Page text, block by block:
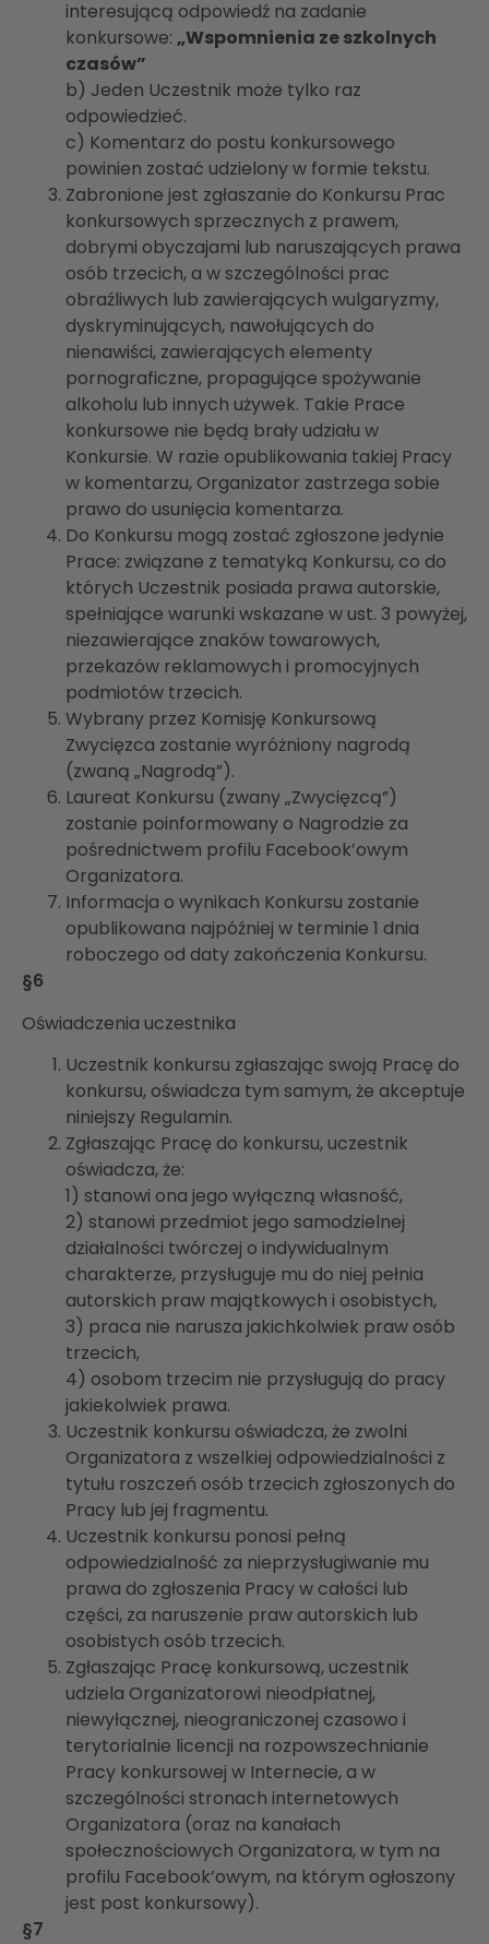
interesującą odpowiedź na zadanie
konkursowe: „Wspomnienia ze szkolnych
czasów”
b) Jeden Uczestnik może tylko raz
odpowiedzieć.
c) Komentarz do postu konkursowego
powinien zostać udzielony w formie tekstu.
Zabronione jest zgłaszanie do Konkursu Prac
konkursowych sprzecznych z prawem,
dobrymi obyczajami lub naruszających prawa
osób trzecich, a w szczególności prac
obraźliwych lub zawierających wulgaryzmy,
dyskryminujących, nawołujących do
nienawiści, zawierających elementy
pornograficzne, propagujące spożywanie
alkoholu lub innych używek. Takie Prace
konkursowe nie będą brały udziału w
Konkursie. W razie opublikowania takiej Pracy
w komentarzu, Organizator zastrzega sobie
prawo do usunięcia komentarza.
Do Konkursu mogą zostać zgłoszone jedynie
Prace: związane z tematyką Konkursu, co do
których Uczestnik posiada prawa autorskie,
spełniające warunki wskazane w ust. 3 powyżej,
niezawierające znaków towarowych,
przekazów reklamowych i promocyjnych
podmiotów trzecich.
Wybrany przez Komisję Konkursową
Zwycięzca zostanie wyróżniony nagrodą
(zwaną „Nagrodą”).
Laureat Konkursu (zwany „Zwycięzcą”)
zostanie poinformowany o Nagrodzie za
pośrednictwem profilu Facebook’owym
Organizatora.
Informacja o wynikach Konkursu zostanie
opublikowana najpóźniej w terminie 1 dnia
roboczego od daty zakończenia Konkursu.
§6
Oświadczenia uczestnika
Uczestnik konkursu zgłaszając swoją Pracę do
konkursu, oświadcza tym samym, że akceptuje
niniejszy Regulamin.
Zgłaszając Pracę do konkursu, uczestnik
oświadcza, że:
1) stanowi ona jego wyłączną własność,
2) stanowi przedmiot jego samodzielnej
działalności twórczej o indywidualnym
charakterze, przysługuje mu do niej pełnia
autorskich praw majątkowych i osobistych,
3) praca nie narusza jakichkolwiek praw osób
trzecich,
4) osobom trzecim nie przysługują do pracy
jakiekolwiek prawa.
Uczestnik konkursu oświadcza, że zwolni
Organizatora z wszelkiej odpowiedzialności z
tytułu roszczeń osób trzecich zgłoszonych do
Pracy lub jej fragmentu.
Uczestnik konkursu ponosi pełną
odpowiedzialność za nieprzysługiwanie mu
prawa do zgłoszenia Pracy w całości lub
części, za naruszenie praw autorskich lub
osobistych osób trzecich.
Zgłaszając Pracę konkursową, uczestnik
udziela Organizatorowi nieodpłatnej,
niewyłącznej, nieograniczonej czasowo i
terytorialnie licencji na rozpowszechnianie
Pracy konkursowej w Internecie, a w
szczególności stronach internetowych
Organizatora (oraz na kanałach
społecznościowych Organizatora, w tym na
profilu Facebook’owym, na którym ogłoszony
jest post konkursowy).
§7